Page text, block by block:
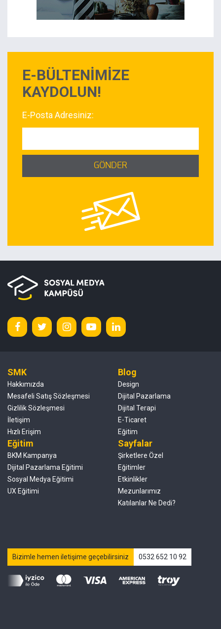
E-BÜLTENİMİZE
KAYDOLUN!
E-Posta Adresiniz:
GÖNDER
SMK
Hakkımızda
Mesafeli Satış Sözleşmesi
Gizlilik Sözleşmesi
İletişim
Hızlı Erişim
Blog
Design
Dijital Pazarlama
Dijital Terapi
E-Ticaret
Eğitim
Eğitim
BKM Kampanya
Dijital Pazarlama Eğitimi
Sosyal Medya Eğitimi
UX Eğitimi
Sayfalar
Şirketlere Özel
Eğitimler
Etkinlikler
Mezunlarımız
Katılanlar Ne Dedi?
Bizimle hemen iletişime geçebilirsiniz 0532 652 10 92